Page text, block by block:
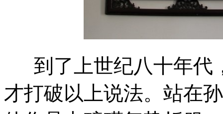
到了上世纪八十年代
才打破以上说法。站在